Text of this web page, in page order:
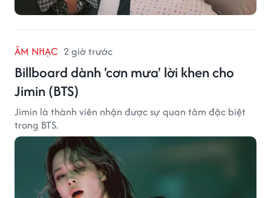
ÂM NHẠC 2 giờ trước
Billboard dành 'cơn mưa' lời khen cho
Jimin (BTS)
Jimin là thành viên nhận được sự quan tâm đặc biệt
trong BTS.